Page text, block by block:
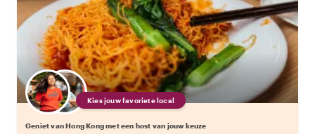
Kies jouw favoriete local
Geniet van Hong Kong met een host van jouw keuze